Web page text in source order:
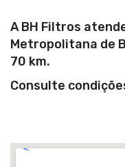
A BH Filtros
Metropolitana de
70 km.
Consulte